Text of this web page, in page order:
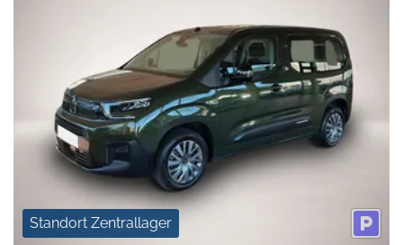
Standort Zentrallager